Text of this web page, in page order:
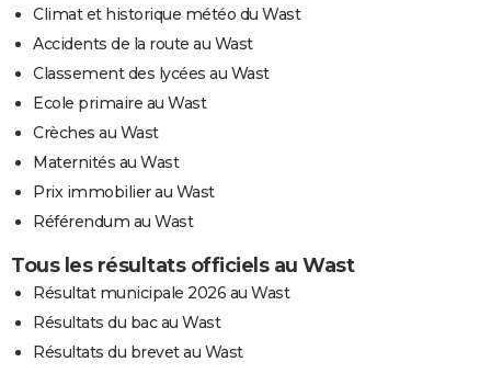
Climat et historique météo du Wast
Accidents de la route au Wast
Classement des lycées au Wast
Ecole primaire au Wast
Crèches au Wast
Maternités au Wast
Prix immobilier au Wast
Référendum au Wast
Tous les résultats officiels au Wast
Résultat municipale 2026 au Wast
Résultats du bac au Wast
Résultats du brevet au Wast